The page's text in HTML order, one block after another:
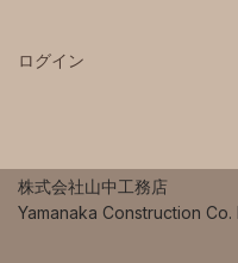
ログイン
株式会社山中工務店
Yamanaka Construction Co.